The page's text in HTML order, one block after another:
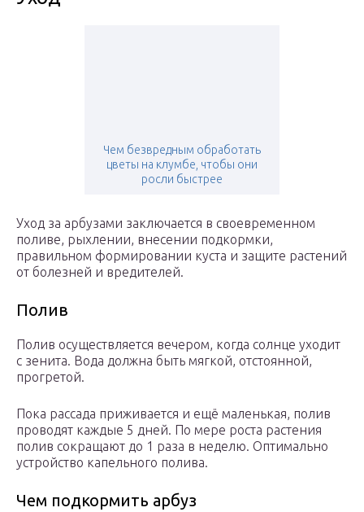
Чем безвредным обработать
цветы на клумбе, чтобы они
росли быстрее
Уход за арбузами заключается в своевременном
поливе, рыхлении, внесении подкормки,
правильном формировании куста и защите растений
от болезней и вредителей.
Полив
Полив осуществляется вечером, когда солнце уходит
с зенита. Вода должна быть мягкой, отстоянной,
прогретой.
Пока рассада приживается и ещё маленькая, полив
проводят каждые 5 дней. По мере роста растения
полив сокращают до 1 раза в неделю. Оптимально
устройство капельного полива.
Чем подкормить арбуз